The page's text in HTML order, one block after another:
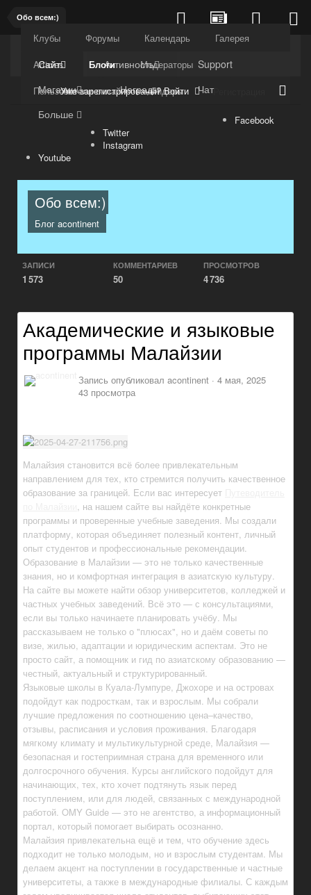
Обо всем:)
Kuli4kam.net Дружный форум
Сайт
Клубы Форумы Календарь
Галерея
Articles
Блоги
Модераторы
Пользователи онлайн
Лидеры
Активность
Support
Магазин
Награды
Чат
Больше
Уже зарегистрированы? Войти Регистрация
Facebook
Twitter
Instagram
Youtube
Обо всем:)
Блог acontinent
ЗАПИСИ
1 573
КОММЕНТАРИЕВ
50
ПРОСМОТРОВ
4 736
Академические и языковые
программы Малайзии
Запись опубликовал acontinent · 4 мая, 2025
43 просмотра
Малайзия становится всё более привлекательным
направлением для тех, кто стремится получить качественное
образование за границей. Если вас интересует
, на нашем сайте вы найдёте конкретные
программы и проверенные учебные заведения. Мы создали
платформу, которая объединяет полезный контент, личный
опыт студентов и профессиональные рекомендации.
Образование в Малайзии — это не только качественные
знания, но и комфортная интеграция в азиатскую культуру.
На сайте вы можете найти обзор университетов, колледжей и
частных учебных заведений. Всё это — с консультациями,
если вы только начинаете планировать учёбу. Мы
рассказываем не только о "плюсах", но и даём советы по
визе, жилью, адаптации и юридическим аспектам. Это не
просто сайт, а помощник и гид по азиатскому образованию —
честный, актуальный и структурированный.
Языковые школы в Куала-Лумпуре, Джохоре и на островах
подойдут как подросткам, так и взрослым. Мы собрали
лучшие предложения по соотношению цена–качество,
отзывы, расписания и условия проживания. Благодаря
мягкому климату и мультикультурной среде, Малайзия —
безопасная и гостеприимная страна для временного или
долгосрочного обучения. Курсы английского подойдут для
начинающих, тех, кто хочет подтянуть язык перед
поступлением, или для людей, связанных с международной
работой. OMY Guide — это не агентство, а информационный
портал, который помогает выбирать осознанно.
Малайзия привлекательна ещё и тем, что обучение здесь
подходит не только молодым, но и взрослым студентам. Мы
делаем акцент на поступлении в государственные и частные
университеты, а также в международные филиалы. С каждым